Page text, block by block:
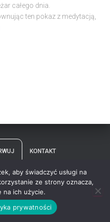
całego dnia.
ten pokaz z medytacją,
KONTAKT
/VIGRYVR
przezThemeIsle
aby świadczyć usługi na
ze strony oznacza,
na ich użycie.
prywatności